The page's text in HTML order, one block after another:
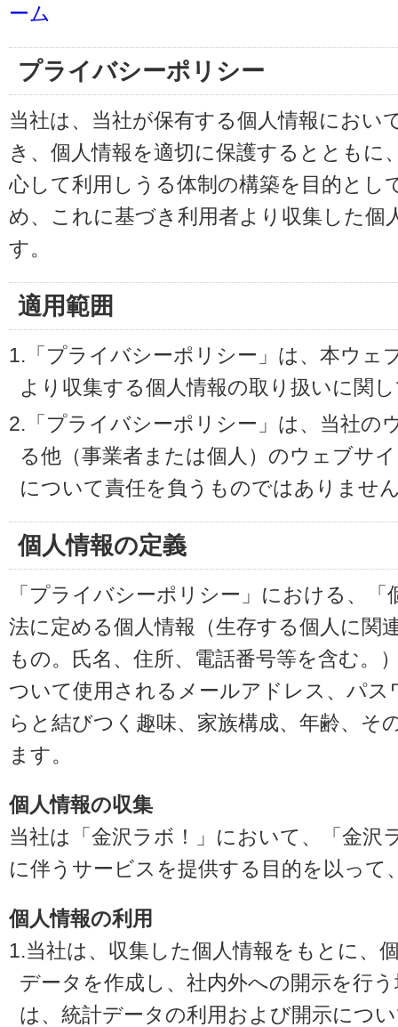
ーム
プライバシーポリシー
当社は、当社が保有する個人情報におい
き、個人情報を適切に保護するとともに
心して利用しうる体制の構築を目的とし
め、これに基づき利用者より収集した個
す。
適用範囲
1.「プライバシーポリシー」は、本ウェ
より収集する個人情報の取り扱いに関
2.「プライバシーポリシー」は、当社の
る他（事業者または個人）のウェブサ
について責任を負うものではありませ
個人情報の定義
「プライバシーポリシー」における、
法に定める個人情報（生存する個人に関
もの。氏名、住所、電話番号等を含む。
ついて使用されるメールアドレス、パ
らと結びつく趣味、家族構成、年齢、そ
ます。
個人情報の収集
当社は「金沢ラボ！」において、「金沢
に伴うサービスを提供する目的を以って
個人情報の利用
1.当社は、収集した個人情報をもとに、
データを作成し、社内外への開示を行
は、統計データの利用および開示につ